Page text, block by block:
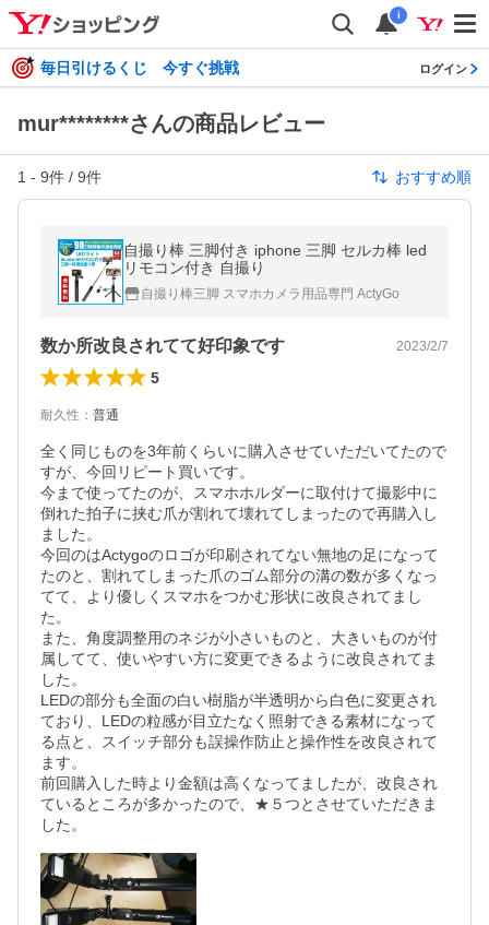
i
毎日引けるくじ 今すぐ挑戦 ログイン
mur********さんの商品レビュー
1 - 9件 / 9件 おすすめ順
自撮り棒 三脚付き iphone 三脚 セルカ棒 led
リモコン付き 自撮り
自撮り棒三脚 スマホカメラ用品専門 ActyGo
数か所改良されてて好印象です 2023/2/7
5
耐久性 ： 普通
全く同じものを3年前くらいに購入させていただいてたので
すが、今回リピート買いです。
今まで使ってたのが、スマホホルダーに取付けて撮影中に
倒れた拍子に挟む爪が割れて壊れてしまったので再購入し
ました。
今回のはActygoのロゴが印刷されてない無地の足になって
たのと、割れてしまった爪のゴム部分の溝の数が多くなっ
てて、より優しくスマホをつかむ形状に改良されてまし
た。
また、角度調整用のネジが小さいものと、大きいものが付
属してて、使いやすい方に変更できるように改良されてま
した。
LEDの部分も全面の白い樹脂が半透明から白色に変更され
ており、LEDの粒感が目立たなく照射できる素材になって
る点と、スイッチ部分も誤操作防止と操作性を改良されて
ます。
前回購入した時より金額は高くなってましたが、改良され
ているところが多かったので、★５つとさせていただきま
した。